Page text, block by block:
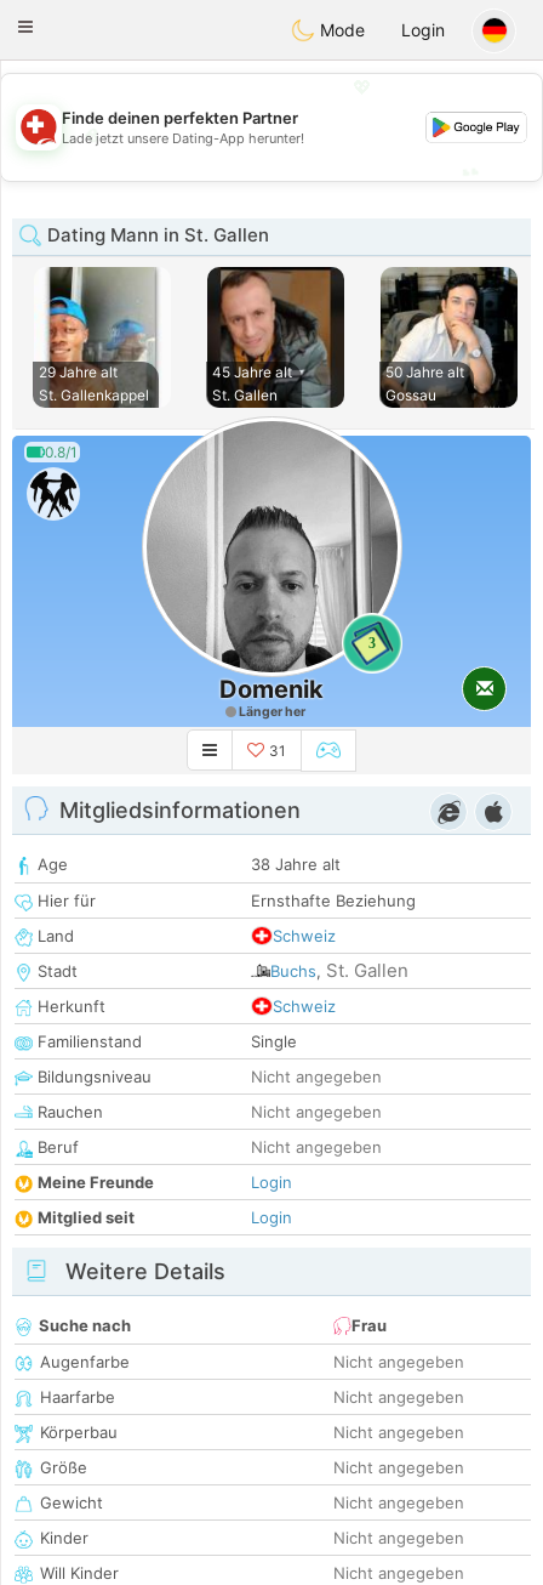
Suissi
Toggle
Mode Login
💖
💕
Finde deinen perfekten Partner
Lade jetzt unsere Dating-App herunter!
Dating Mann in St. Gallen
29 Jahre alt
St. Gallenkappel
45 Jahre alt
St. Gallen
50 Jahre alt
Gossau
0.8/1
3
Domenik
Länger her
31
Mitgliedsinformationen
Age
38 Jahre alt
Hier für
Ernsthafte Beziehung
Land
Schweiz
Stadt
Buchs, St. Gallen
Herkunft
Schweiz
Familienstand
Single
Bildungsniveau
Nicht angegeben
Rauchen
Nicht angegeben
Beruf
Nicht angegeben
Meine Freunde
Login
Mitglied seit
Login
Weitere Details
Suche nach
Frau
Augenfarbe
Nicht angegeben
Haarfarbe
Nicht angegeben
Körperbau
Nicht angegeben
Größe
Nicht angegeben
Gewicht
Nicht angegeben
Kinder
Nicht angegeben
Will Kinder
Nicht angegeben